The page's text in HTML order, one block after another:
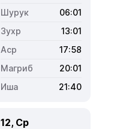
06:01
13:01
17:58
20:01
21:40
12, Ср